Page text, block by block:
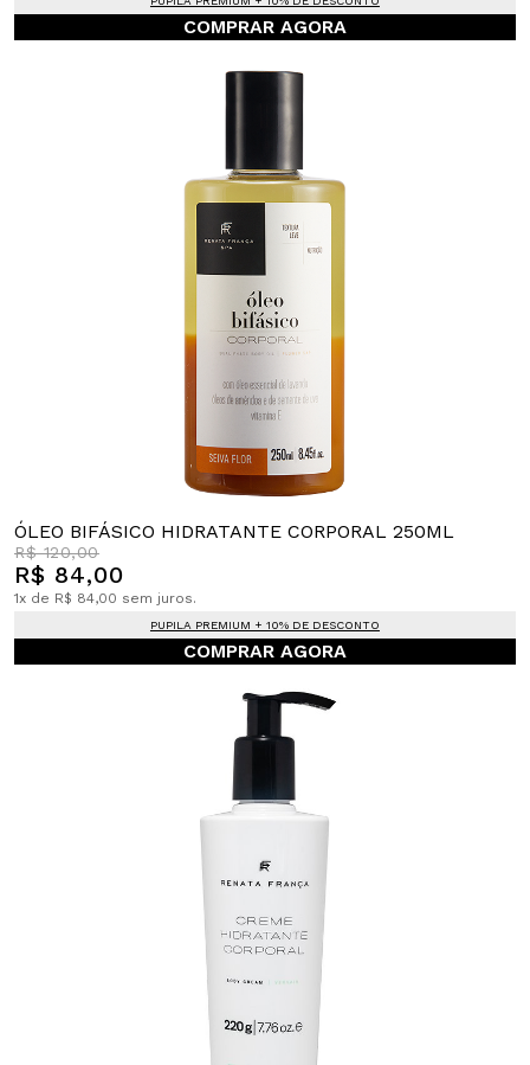
COMPRAR AGORA
ÓLEO BIFÁSICO HIDRATANTE CORPORAL 250ML
R$ 120,00
R$ 84,00
1x de R$ 84,00 sem juros.
PUPILA PREMIUM + 10% DE DESCONTO
COMPRAR AGORA